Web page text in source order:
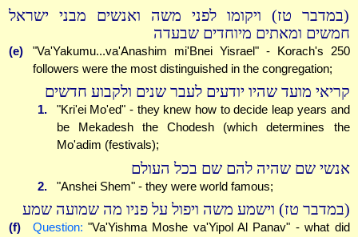
(במדבר טז) ויקומו לפני משה ואנשים מבני ישראל
חמשים ומאתים מיוחדים שבעדה
(e)
"Va'Yakumu...va'Anashim mi'Bnei Yisrael" - Korach's 250
followers were the most distinguished in the congregation;
קריאי מועד שהיו יודעים לעבר שנים ולקבוע חדשים
1.
"Kri'ei Mo'ed" - they knew how to decide leap years and
be Mekadesh the Chodesh (which determines the
Mo'adim (festivals);
אנשי שם שהיה להם שם בכל העולם
2. "Anshei Shem" - they were world famous;
(במדבר טז) וישמע משה ויפול על פניו מה שמועה שמע
(f) Question: "Va'Yishma Moshe va'Yipol Al Panav" - what did